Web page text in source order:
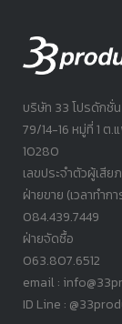
บริษัท 33 โปรดักชั่
79/14-16 หมู่ที่ 1 ต.
10280
เลขประจำตัวผู้เสี
ฝ่ายขาย (เวลาทำก
084.439.7449
ฝ่ายจัดซื้อ
063.807.6512
email :
ID Line :